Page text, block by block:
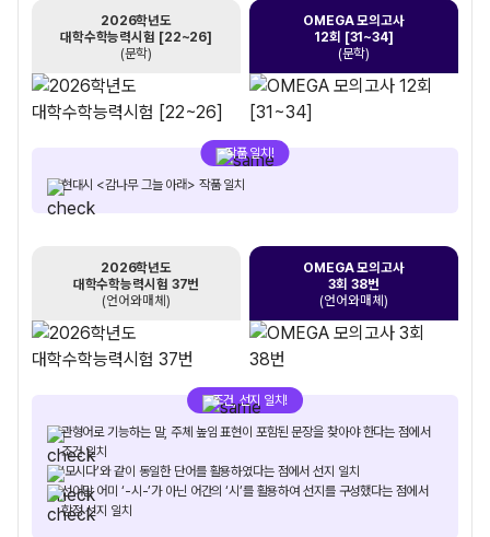
2026학년도
대학수학능력시험 [22~26]
(문학)
OMEGA 모의고사
12회 [31~34]
(문학)
현대시 <감나무 그늘 아래> 작품 일치
작품 일치!
2026학년도
대학수학능력시험 37번
(언어와매체)
OMEGA 모의고사
3회 38번
(언어와매체)
관형어로 기능하는 말, 주체 높임 표현이 포함된 문장을 찾아야 한다는 점에서
조건 일치
‘모시다’와 같이 동일한 단어를 활용하였다는 점에서 선지 일치
선어말 어미 ‘-시-’가 아닌 어간의 ‘시’를 활용하여 선지를 구성했다는 점에서
함정 선지 일치
조건, 선지 일치!